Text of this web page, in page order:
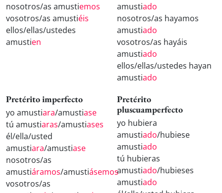
nosotros/as amustiemos
vosotros/as amustiéis
ellos/ellas/ustedes
amustien
amustiado
nosotros/as hayamos
amustiado
vosotros/as hayáis
amustiado
ellos/ellas/ustedes hayan
amustiado
Pretérito imperfecto
yo amustiara/amustiase
tú amustiaras/amustiases
él/ella/usted
amustiara/amustiase
nosotros/as
amustiáramos/amustiásemos
vosotros/as
Pretérito
pluscuamperfecto
yo hubiera
amustiado/hubiese
amustiado
tú hubieras
amustiado/hubieses
amustiado